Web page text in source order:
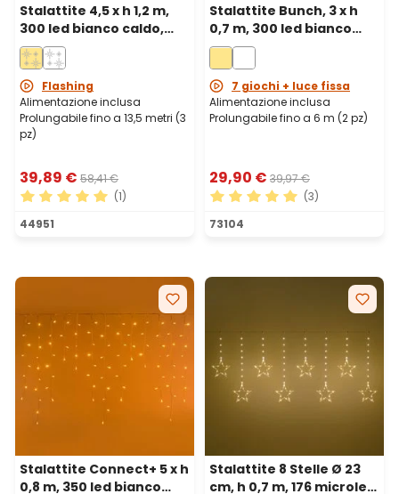
Stalattite 4,5 x h 1,2 m,
300 led bianco caldo,
cavo bianco,
prolungabile
Flashing
Alimentazione inclusa
Prolungabile fino a 13,5 metri (3
pz)
39,89 € 58,41 €
Valutazione media di 5 su 5 stelle
(1)
44951
Stalattite Bunch, 3 x h
0,7 m, 300 led bianco
caldo, prolungabile,
cavo bianco
7 giochi + luce fissa
Alimentazione inclusa
Prolungabile fino a 6 m (2 pz)
29,90 € 39,97 €
Valutazione media di 5 su
(3)
73104
Stalattite Connect+ 5 x h
0,8 m, 350 led bianco
Stalattite 8 Stelle Ø 23
cm, h 0,7 m, 176 microled